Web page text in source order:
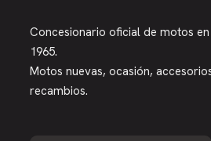
Concesionario oficial de motos
1965.
Motos nuevas, ocasión,
recambios.